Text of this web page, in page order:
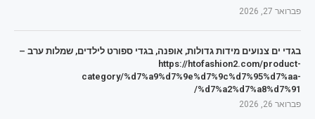
פברואר 27, 2026
בגדי ים צנועים מידות גדולות, אופנה, בגדי ספורט לילדים, שמלות ערב –
https://htofashion2.com/product-
category/%d7%a9%d7%9e%d7%9c%d7%95%d7%aa-
%d7%a2%d7%a8%d7%91/
פברואר 26, 2026